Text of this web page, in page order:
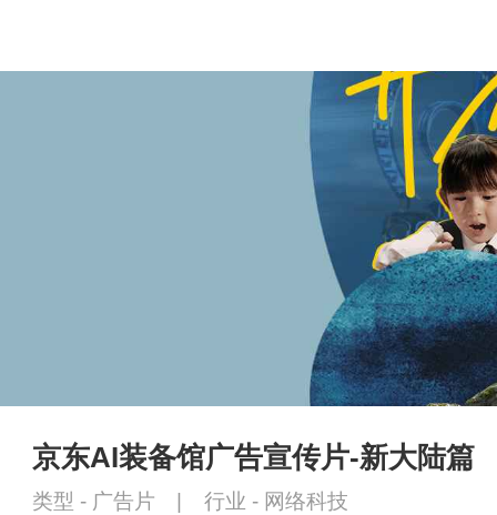
京东AI装备馆广告宣传片-新大陆篇
类型 - 广告片 行业 - 网络科技